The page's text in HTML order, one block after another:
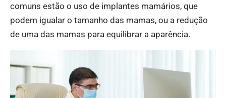
comuns estão o uso de implantes mamários, que
podem igualar o tamanho das mamas, ou a redução
de uma das mamas para equilibrar a aparência.